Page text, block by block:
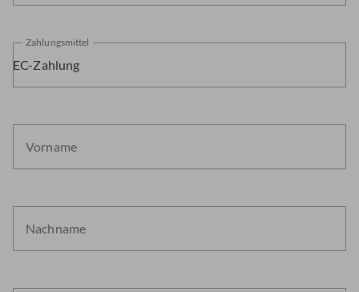
EC-Zahlung
Zahlungsmittel
Vorname
Nachname